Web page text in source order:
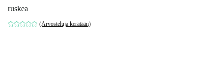
ruskea
(Arvosteluja kerätään)